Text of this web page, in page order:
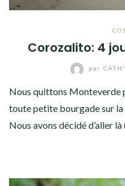
Corozalito: 4
par
Nous quittons Monteverde
toute petite bourgade sur
Nous avons décidé d’aller